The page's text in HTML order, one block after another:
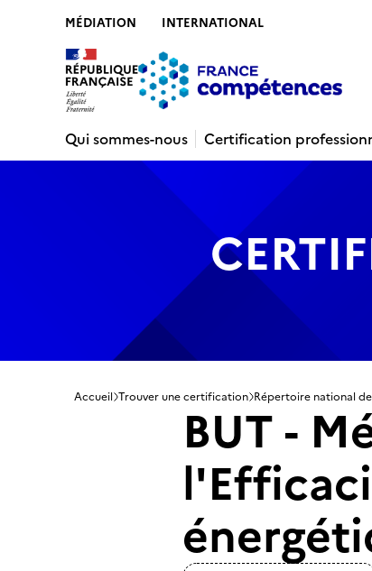
MÉDIATION INTERNATIONAL
Qui sommes-nous
Certification
Accueil Trouver une certification Répertoire national
BUT -